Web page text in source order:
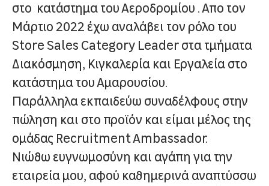
στο κατάστημα του Αεροδρομίου . Απο τον
Μάρτιο 2022 έχω αναλάβει τον ρόλο του
Store Sales Category Leader στα τμήματα
Διακόσμηση, Κιγκαλερία και Εργαλεία στο
κατάστημα του Αμαρουσίου.
Παράλληλα εκπαιδεύω συναδέλφους στην
πώληση και στο προϊόν και είμαι μέλος της
ομάδας Recruitment Ambassador.
Νιώθω ευγνωμοσύνη και αγάπη για την
εταιρεία μου, αφού καθημερινά αναπτύσσω